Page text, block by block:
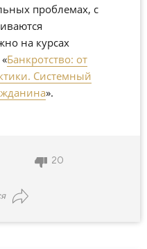
проблемах, с
на курсах
Банкротство: от
Системный
».
20